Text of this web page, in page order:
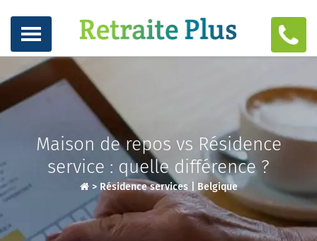
Maison de repos vs Résidence
service : quelle différence ?
> Résidence services | Belgique